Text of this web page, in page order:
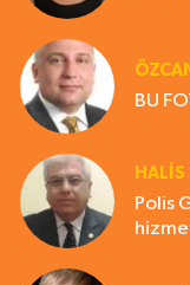
BU
HALIS
Polis